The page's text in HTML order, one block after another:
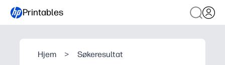
Printables
Hjem > Søkeresultat